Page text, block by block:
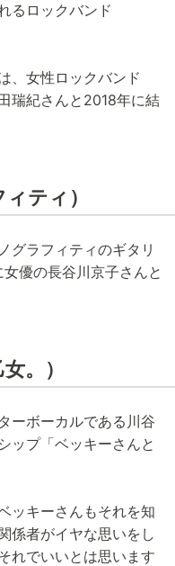
るロックバンド
、女性ロックバンド
瑞紀さんと2018年に結
ティ）
グラフィティのギタリ
優の長谷川京子さんと
。）
ーボーカルである川谷
ップ「ベッキーさんと
ッキーさんもそれを知
係者がイヤな思いをし
れでいいとは思います